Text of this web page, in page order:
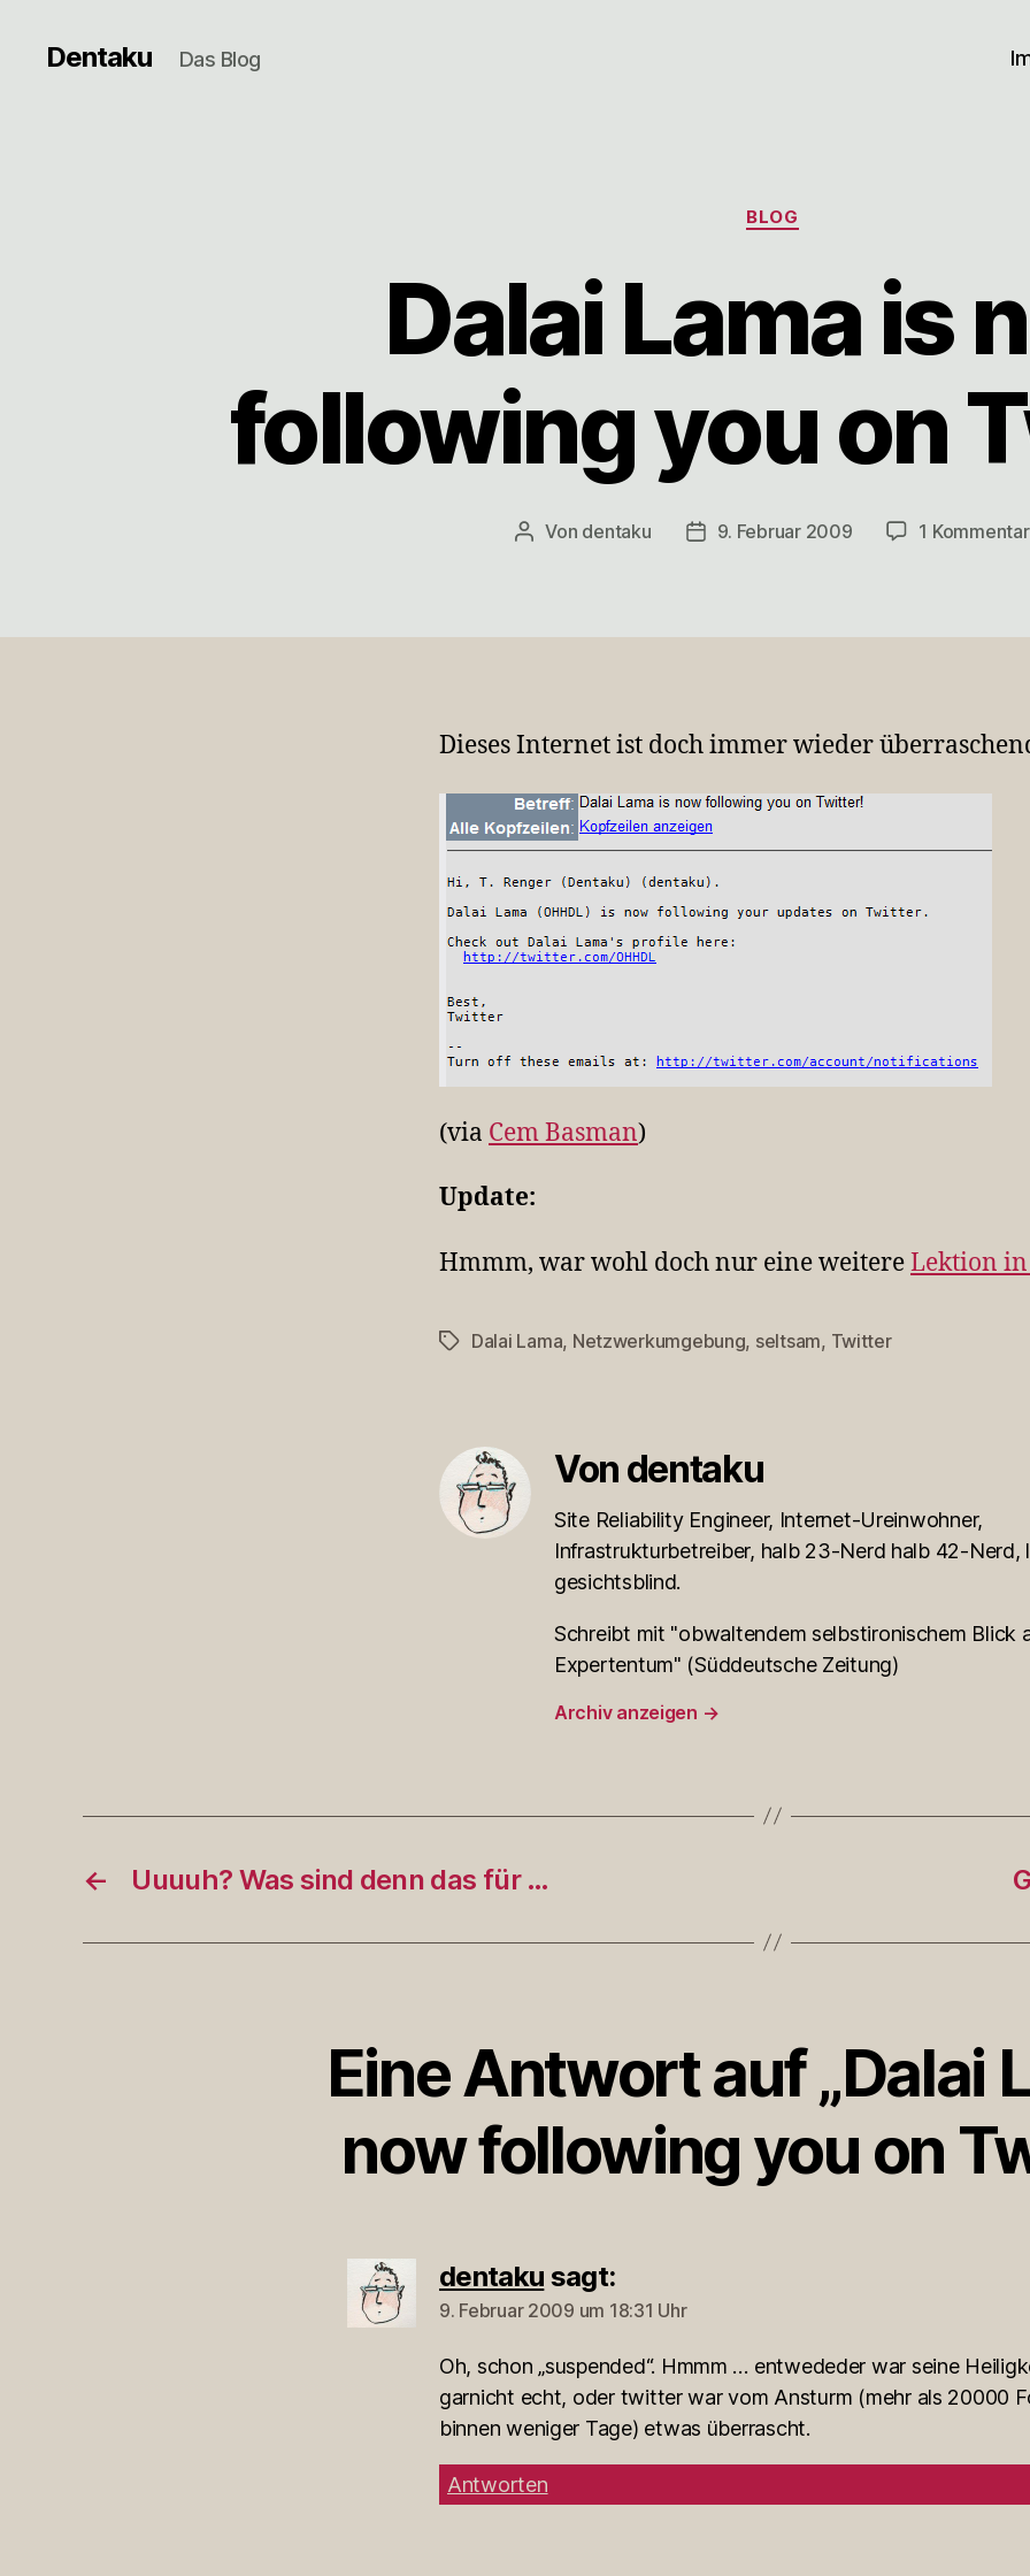
Dentaku Das Blog
Kategorien
BLOG
Dalai Lama is
following you on
Beitragsautor
Von dentaku Veröffentlichungsdatum
9. Februar 2009 1 Kommentar
Dieses Internet ist doch immer wieder
(via Cem Basman)
Update:
Hmmm, war wohl doch nur eine weitereLektion in
Schlagwörter
Dalai Lama, Netzwerkumgebung, seltsam, Twitter
Von dentaku
Site Reliability Engineer, Internet-Ureinwohner,
Infrastrukturbetreiber, halb 23-Nerd halb 42-Nerd,
gesichtsblind.
Schreibt mit "obwaltendem selbstironischem Blick
Expertentum" (Süddeutsche Zeitung)
Archiv anzeigen →
← Uuuuh? Was sind denn das für …
Eine Antwort auf „Dalai
now following you on
dentaku sagt:
9. Februar 2009 um 18:31 Uhr
Oh, schon „suspended“. Hmmm … entwededer war seine
garnicht echt, oder twitter war vom Ansturm (mehr als 20000
binnen weniger Tage) etwas überrascht.
Antworten